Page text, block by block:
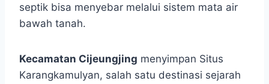
septik bisa menyebar melalui sistem mata air
bawah tanah.
Kecamatan Cijeungjing menyimpan Situs
Karangkamulyan, salah satu destinasi sejarah